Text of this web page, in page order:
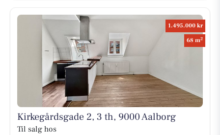
1.495.000 kr
68 m2
Kirkegårdsgade 2, 3 th, 9000 Aalborg
Til salg hos